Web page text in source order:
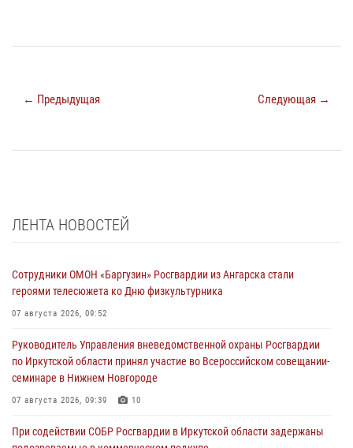
← Предыдущая Следующая →
ЛЕНТА НОВОСТЕЙ
Сотрудники ОМОН «Баргузин» Росгвардии из Ангарска стали
героями телесюжета ко Дню физкультурника
07 августа 2026, 09:52
Руководитель Управления вневедомственной охраны Росгвардии
по Иркутской области принял участие во Всероссийском совещании-
семинаре в Нижнем Новгороде
07 августа 2026, 09:39 10
При содействии СОБР Росгвардии в Иркутской области задержаны